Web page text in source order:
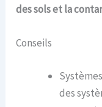
des sols et la
Conseils
des